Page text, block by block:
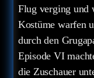
Flug verging und
Kostüme warfen
durch den
Episode VI
die Zuschauer